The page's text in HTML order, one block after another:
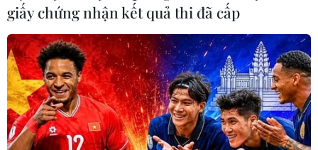
HLV Trần Vân Phát: Cảm ơn Triều Tiên,
Việt Nam có thể tới World Cup
20/05/2014 06:22
Huấn luyện viên Trần Vân Phát đã gửi lời cảm ơn Cộng
giấy chứng nhận kết quả thi đã cấp